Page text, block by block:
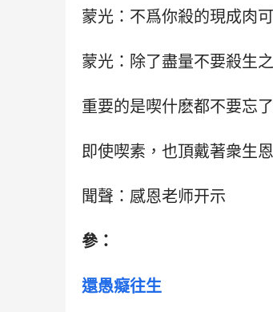
蒙光：不爲你殺的現成肉
蒙光：除了盡量不要殺生
重要的是喫什麽都不要忘
即使喫素，也頂戴著衆生
聞聲：感恩老师开示
參：
還愚癡往生